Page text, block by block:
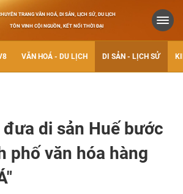
TRANG VĂN HOÁ, DI SẢN, LỊCH SỬ, DU LỊCH
TÔN VINH CỘI NGUỒN, KẾT NỐI THỜI ĐẠI
VĂN HOÁ - DU LỊCH DI SẢN - LỊCH SỬ
di sản Huế bước
phố văn hóa hàng